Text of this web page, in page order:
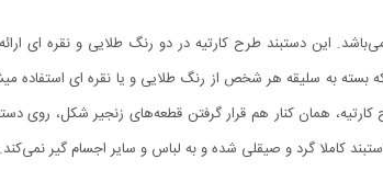
این دستبند طرح کارتیه در دو رنگ طلایی و نقره ای
که بسته به سلیقه هر شخص از رنگ طلایی و یا نقره ای
همان کنار هم قرار گرفتن قطعه‌های زنجیر شکل،
کاملا گرد و صیقلی شده و به لباس و سایر اجسام گیر نمی‌کند.